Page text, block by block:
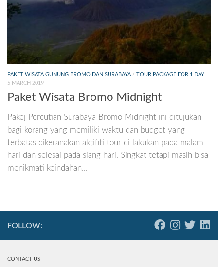
PAKET WISATA GUNUNG BROMO DAN SURABAYA /
TOUR PACKAGE FOR 1 DAY
5 MARCH 2019
Paket Wisata Bromo Midnight
Pakej Percutian Surabaya Bromo Midnight ini ditujukan
bagi korang yang memiliki waktu dan budget yang
terbatas dikeranakan aktifiti tour di lakukan pada malam
hari dan selesai pada siang hari. Singkat tetapi masih bisa
menikmati keindahan...
FOLLOW:
CONTACT US